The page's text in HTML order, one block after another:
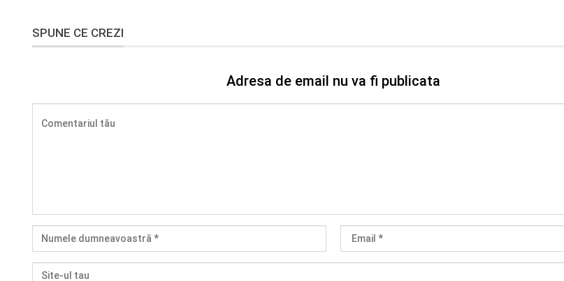
SPUNE CE CREZI
Adresa de email nu va fi publicata